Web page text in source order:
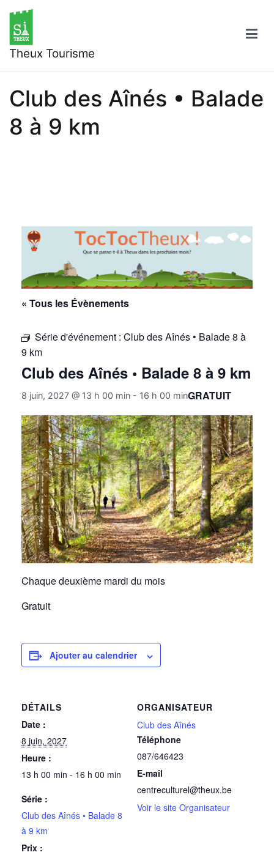
contenu
Theux Tourisme
Club des Aînés • Balade
8 à 9 km
« Tous les Évènements
Série d'événement : Club des Aînés • Balade 8 à
9 km
Club des Aînés • Balade 8 à 9 km
8 juin, 2027 @ 13 h 00 min - 16 h 00 minGRATUIT
Chaque deuxième mardi du mois
Gratuit
Ajouter au calendrier
DÉTAILS
Date :
8 juin, 2027
Heure :
13 h 00 min - 16 h 00 min
Série :
Club des Aînés • Balade 8
à 9 km
Prix :
ORGANISATEUR
Club des Aînés
Téléphone
087/646423
E-mail
centreculturel@theux.be
Voir le site Organisateur